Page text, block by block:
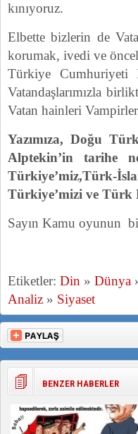
kınıyoruz.
Elbette bizlerin de
korumak, ivedi ve
Türkiye Cumhuriyeti
Vatandaşlarımızla
Vatan hainleri
Yazımıza, Doğu
Alptekin’in tarihe
Türkiye’miz,Türk-
Türkiye’mizi ve Türk
Sayın Kamu oyunun
Etiketler: Din » Dünya
Analiz » Siyaset
BENZER HABERLER